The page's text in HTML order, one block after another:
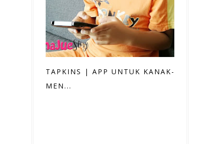
TAPKINS | APP UNTUK KANAK-KANAK
MEN...